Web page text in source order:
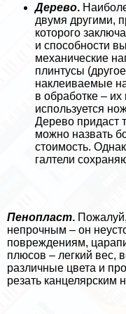
Дерево.
двумя другими,
которого
и способности
механические
плинтусы
наклеиваемые
в обработке –
используется
Дерево придаст
можно назвать
стоимость.
галтели
Пенопласт.
непрочным – он
повреждениям,
плюсов – легкий вес,
различные цвета и
резать канцелярским